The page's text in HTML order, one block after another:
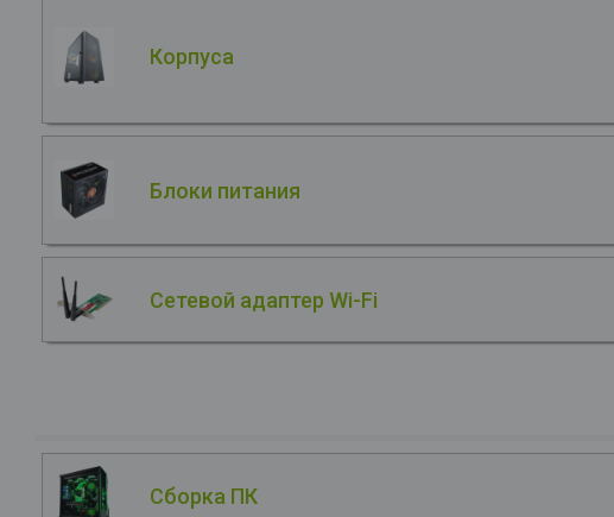
Корпуса
Блоки питания
Сетевой адаптер Wi-Fi
Сборка ПК